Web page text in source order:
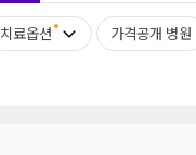
치료옵션 가격공개 병원